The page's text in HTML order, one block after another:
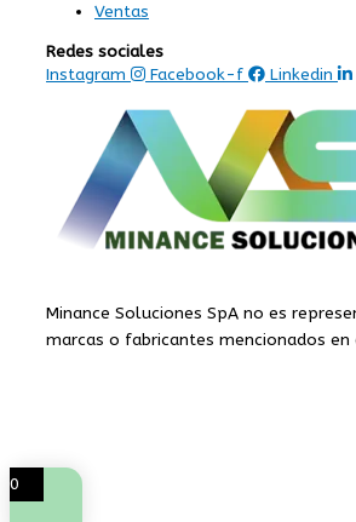
Ventas
Redes sociales
Instagram
Facebook-f Linkedin
Minance Soluciones SpA no es
marcas o fabricantes mencionados
0